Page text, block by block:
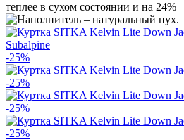
-25%
-25%
-25%
-25%